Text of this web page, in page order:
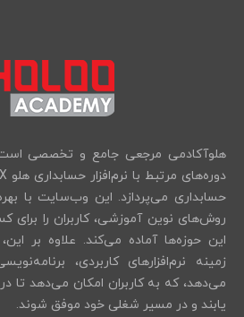
هلوآکادمی مرجعی جامع و تخصصی است
حسابداری می‌پردازد. این وب‌سایت با
روش‌های نوین آموزشی، کاربران را
این حوزه‌ها آماده می‌کند. علاوه بر
زمینه نرم‌افزارهای کاربردی،
می‌دهد، که به کاربران امکان می‌دهد
یابند و در مسیر شغلی خود موفق شوند.